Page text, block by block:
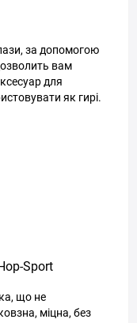
за допомогою
вам
для
як гирі.
Sport
що не
міцна, без